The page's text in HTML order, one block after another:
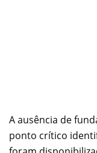
A ausência de
ponto crítico